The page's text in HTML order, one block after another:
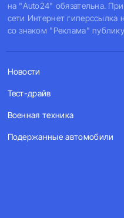
на "Auto24" обязательна.
сети Интернет гиперссылка
со знаком "Реклама"
Новости
Тест-драйв
Военная техника
Подержанные автомобили